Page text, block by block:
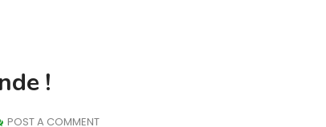
!
POST A COMMENT